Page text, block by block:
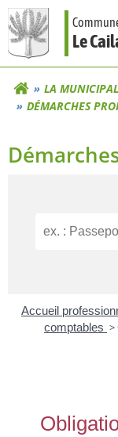
Aller
au
contenu
Le
LA
DÉMARCHES
Accueil
comptables >